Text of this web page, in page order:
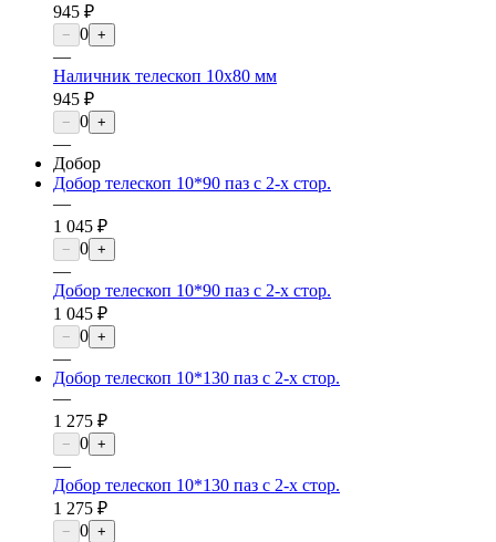
945 ₽
− 0 +
—
Наличник телескоп 10х80 мм
945 ₽
− 0 +
—
Добор
Добор телескоп 10*90 паз с 2-х стор.
—
1 045 ₽
− 0 +
—
Добор телескоп 10*90 паз с 2-х стор.
1 045 ₽
− 0 +
—
Добор телескоп 10*130 паз с 2-х стор.
—
1 275 ₽
− 0 +
—
Добор телескоп 10*130 паз с 2-х стор.
1 275 ₽
− 0 +